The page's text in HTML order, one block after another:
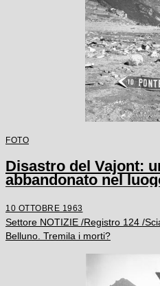
FOTO
Disastro del Vajont:
abbandonato nel
10 OTTOBRE 1963
Settore NOTIZIE /Registro 124 /
Belluno. Tremila i morti?